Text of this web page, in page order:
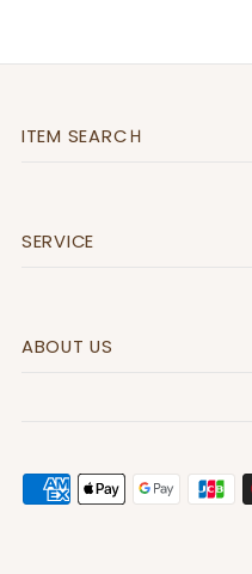
ITEM SEARCＨ
SERVICE
ABOUT US